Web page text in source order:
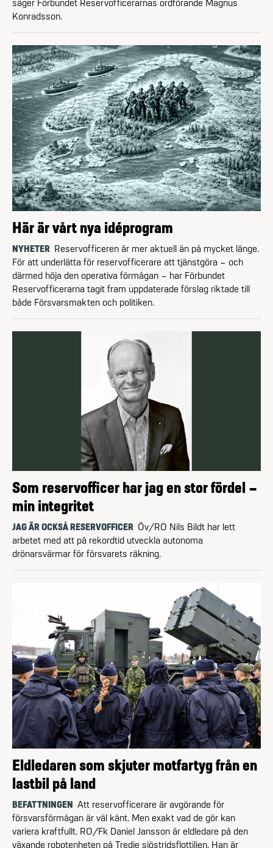
säger Förbundet Reserv­officerarnas ordförande Magnus
Konradsson.
Här är vårt nya idéprogram
NYHETER Reservofficeren är mer aktuell än på mycket länge.
För att underlätta för reservofficerare att tjänstgöra – och
därmed höja den operativa förmågan – har Förbundet
Reservofficerarna tagit fram uppdaterade förslag riktade till
både Försvarsmakten och politiken.
Som reservofficer har jag en stor fördel –
min integritet
JAG ÄR OCKSÅ RESERVOFFICER Öv/RO Nils Bildt har lett
arbetet med att på rekordtid utveckla autonoma
drönarsvärmar för försvarets räkning.
Eldledaren som skjuter motfartyg från en
lastbil på land
BEFATTNINGEN Att reservofficerare är avgörande för
försvarsförmågan är väl känt. Men exakt vad de gör kan
variera kraftfullt. RO/Fk Daniel Jansson är eldledare på den
växande robotenheten på Tredje sjöstridsflottiljen. Han är